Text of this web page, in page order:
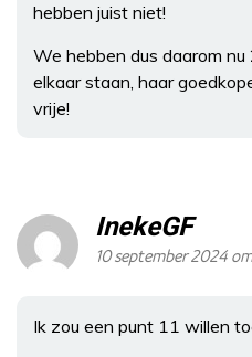
hebben juist niet!
We hebben dus daarom
elkaar staan, haar
vrije!
InekeGF
10 september 2024
Ik zou een punt 11 willen